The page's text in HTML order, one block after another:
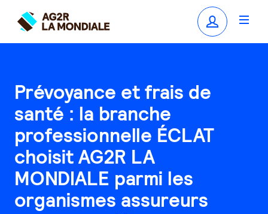
Prévoyance et frais de
santé : la branche
professionnelle ÉCLAT
choisit AG2R LA
MONDIALE parmi les
organismes assureurs